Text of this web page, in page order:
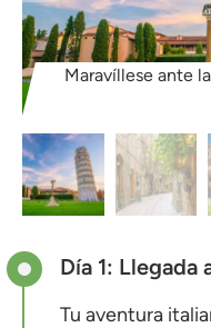
Maravíllese ante
Día 1: Llegada
Tu aventura